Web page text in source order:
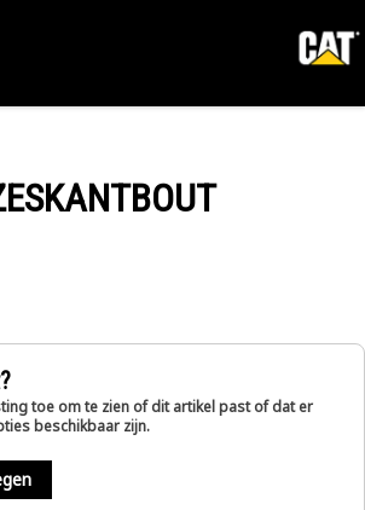
toe om te zien of dit artikel past of dat er
beschikbaar zijn.